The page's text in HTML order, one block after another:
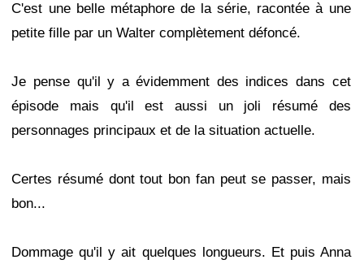
C'est une belle métaphore de la série, racontée à une
petite fille par un Walter complètement défoncé.
Je pense qu'il y a évidemment des indices dans cet
épisode mais qu'il est aussi un joli résumé des
personnages principaux et de la situation actuelle.
Certes résumé dont tout bon fan peut se passer, mais
bon...
Dommage qu'il y ait quelques longueurs. Et puis Anna